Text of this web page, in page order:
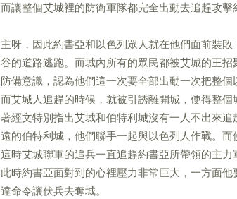
而讓整個艾城裡的防衛軍隊都完全出動去追趕攻擊
主呀，因此約書亞和以色列眾人就在他們面前裝
谷的道路逃跑。而城內所有的眾民都被艾城的王
防備意識，認為他們這一次要全部出動一次把整
而艾城人追趕的時候，就被引誘離開城，使得整
著經文特別指出艾城和伯特利城沒有一人不出來
遠的伯特利城，他們聯手一起與以色列人作戰。
這時艾城聯軍的追兵一直追趕約書亞所帶領的主
此時約書亞面對到的心裡壓力非常巨大，一方面
達命令讓伏兵去奪城。